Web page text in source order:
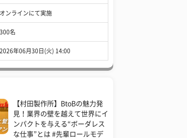
オンラインにて実施
300名
2026年06月30日(火) 14:00
【村田製作所】BtoBの魅力発
見！業界の壁を越えて世界にイ
ンパクトを与える“ボーダレス
な仕事”とは #先輩ロールモデ